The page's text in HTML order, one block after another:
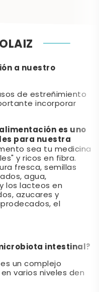
a nuestro
de estreñimiento
incorporar
es uno
para nuestra
sea tu medicina
y ricos en fibra.
fresca, semillas
agua,
los lacteos en
azucares y
el
intestinal?
un complejo
varios niveles den